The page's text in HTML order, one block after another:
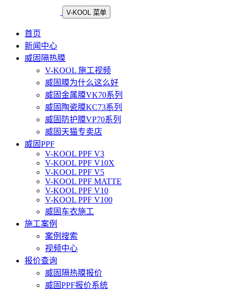
V-KOOL 菜单
首页
新闻中心
威固隔热膜
V-KOOL 施工视频
威固膜为什么这么好
威固金属膜VK70系列
威固陶瓷膜KC73系列
威固防护膜VP70系列
威固天猫专卖店
威固PPF
V-KOOL PPF V3
V-KOOL PPF V10X
V-KOOL PPF V5
V-KOOL PPF MATTE
V-KOOL PPF V10
V-KOOL PPF V100
威固车衣施工
施工案例
案例搜索
视频中心
报价查询
威固隔热膜报价
威固PPF报价系统